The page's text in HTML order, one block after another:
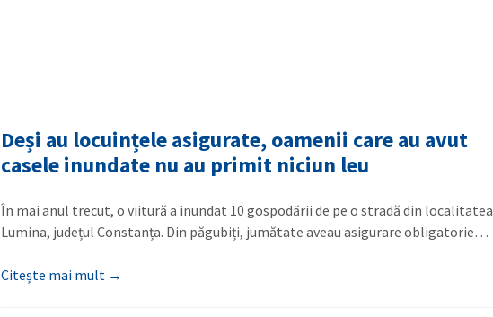
Deși au locuințele asigurate, oamenii care au avut
casele inundate nu au primit niciun leu
În mai anul trecut, o viitură a inundat 10 gospodării de pe o stradă din localitatea
Lumina, județul Constanța. Din păgubiți, jumătate aveau asigurare obligatorie…
Citește mai mult →